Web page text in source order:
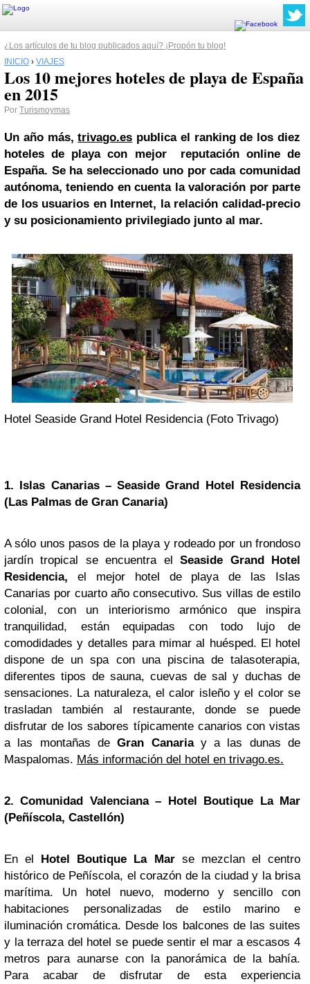
¿Los artículos de tu blog publicados aquí? ¡Propón tu blog!
INICIO › VIAJES
Los 10 mejores hoteles de playa de España
en 2015
Por Turismoymas
Un año más, trivago.es publica el ranking de los diez
hoteles de playa con mejor reputación online de
España. Se ha seleccionado uno por cada comunidad
autónoma, teniendo en cuenta la valoración por parte
de los usuarios en Internet, la relación calidad-precio
y su posicionamiento privilegiado junto al mar.
Hotel Seaside Grand Hotel Residencia (Foto Trivago)
1. Islas Canarias– Seaside Grand Hotel Residencia
(Las Palmas de Gran Canaria)
A sólo unos pasos de la playa y rodeado por un frondoso
jardín tropical se encuentra elSeaside Grand Hotel
Residencia, el mejor hotel de playa de las Islas
Canarias por cuarto año consecutivo. Sus villas de estilo
colonial, con un interiorismo armónico que inspira
tranquilidad, están equipadas con todo lujo de
comodidades y detalles para mimar al huésped. El hotel
dispone de un spa con una piscina de talasoterapia,
diferentes tipos de sauna, cuevas de sal y duchas de
sensaciones. La naturaleza, el calor isleño y el color se
trasladan también al restaurante, donde se puede
disfrutar de los sabores típicamente canarios con vistas
a las montañas deGran Canariay a las dunas de
Maspalomas. Más información del hotel en trivago.es.
2.Comunidad Valenciana– Hotel Boutique La Mar
(Peñíscola, Castellón)
En el Hotel Boutique La Marse mezclan el centro
histórico de Peñíscola, el corazón de la ciudad y la brisa
marítima. Un hotel nuevo, moderno y sencillo con
habitaciones personalizadas de estilo marino e
iluminación cromática. Desde los balcones de las suites
y la terraza del hotel se puede sentir el mar a escasos 4
metros para aunarse con la panorámica de la bahía.
Para acabar de disfrutar de esta experiencia